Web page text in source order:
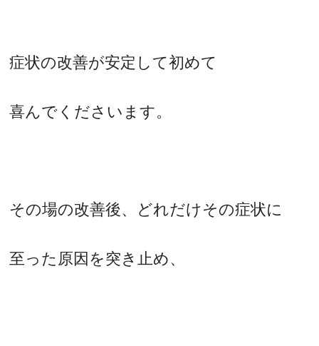
症状の改善が安定して初めて
喜んでくださいます。
その場の改善後、どれだけその症状に
至った原因を突き止め、